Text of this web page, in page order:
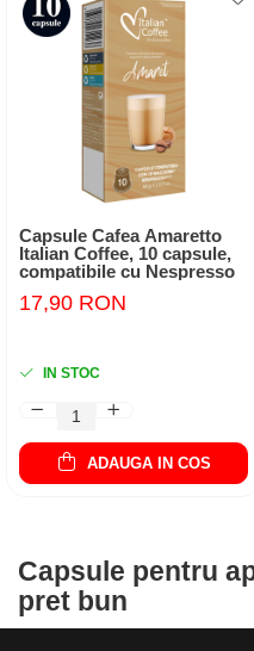
Capsule Cafea Amaretto
Italian Coffee, 10 capsule,
compatibile cu Nespresso
17,90 RON
IN STOC
ADAUGA IN COS
Capsule pentru
pret bun